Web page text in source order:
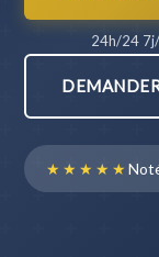
24h/24
★★★★★